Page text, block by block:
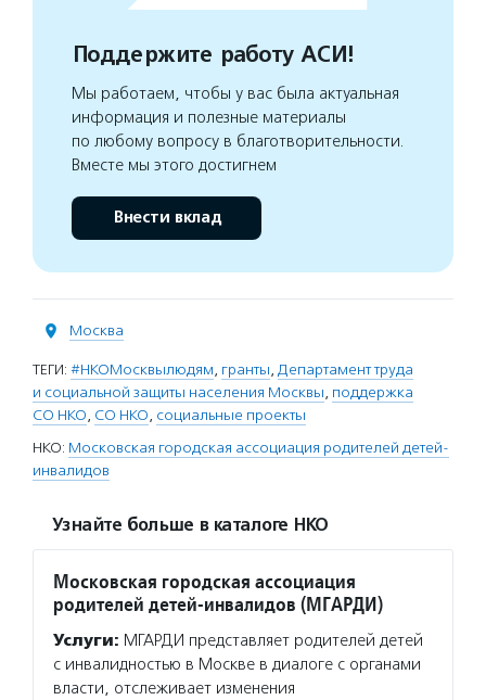
Поддержите работу АСИ!
Мы работаем, чтобы у вас была актуальная
информация и полезные материалы
по любому вопросу в благотворительности.
Вместе мы этого достигнем
Внести вклад
Москва
ТЕГИ: #НКОМосквылюдям, гранты, Департамент труда
и социальной защиты населения Москвы, поддержка
СО НКО, СО НКО, социальные проекты
НКО: Московская городская ассоциация родителей детей-
инвалидов
Узнайте больше в каталоге НКО
Московская городская ассоциация
родителей детей-инвалидов (МГАРДИ)
Услуги: МГАРДИ представляет родителей детей
с инвалидностью в Москве в диалоге с органами
власти, отслеживает изменения